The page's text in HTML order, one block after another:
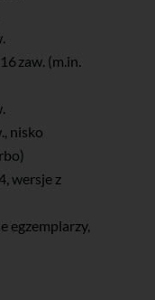
zaw. (m.in.
nisko
wersje z
egzemplarzy,